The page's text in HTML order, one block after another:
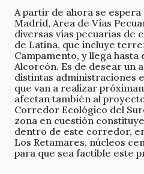
A partir de ahora se espera
Madrid, Area de Vías
diversas vías pecuarias de
de Latina, que incluye
Campamento, y llega
Alcorcón. Es de desear un
distintas administraciones
que van a realizar
afectan también al
Corredor Ecológico del
zona en cuestión
dentro de este corredor,
Los Retamares, núcleos
para que sea factible este